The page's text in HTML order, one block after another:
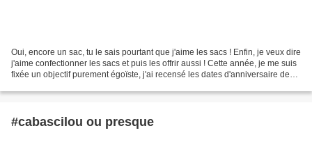
Oui, encore un sac, tu le sais pourtant que j'aime les sacs ! Enfin, je veux dire
j'aime confectionner les sacs et puis les offrir aussi ! Cette année, je me suis
fixée un objectif purement égoïste, j'ai recensé les dates d'anniversaire des
#cabascilou ou presque